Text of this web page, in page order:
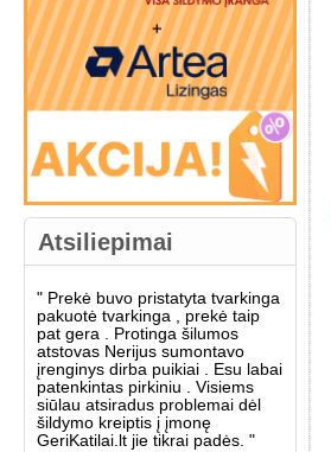
Atsiliepimai
" Prekė buvo pristatyta tvarkinga
pakuotė tvarkinga , prekė taip
pat gera . Protinga šilumos
atstovas Nerijus sumontavo
įrenginys dirba puikiai . Esu labai
patenkintas pirkiniu . Visiems
siūlau atsiradus problemai dėl
šildymo kreiptis į įmonę
GeriKatilai.lt jie tikrai padės. "